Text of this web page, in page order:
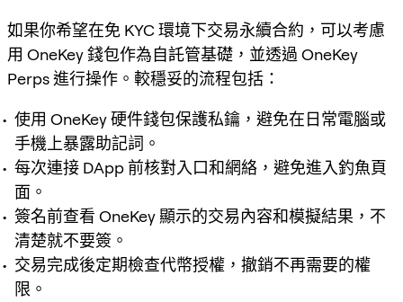
如果你希望在免 KYC 環境下交易永續合約，可以考慮
用 OneKey 錢包作為自託管基礎，並透過 OneKey
Perps 進行操作。較穩妥的流程包括：
使用 OneKey 硬件錢包保護私鑰，避免在日常電腦或
手機上暴露助記詞。
每次連接 DApp 前核對入口和網絡，避免進入釣魚頁
面。
簽名前查看 OneKey 顯示的交易內容和模擬結果，不
清楚就不要簽。
交易完成後定期檢查代幣授權，撤銷不再需要的權
限。